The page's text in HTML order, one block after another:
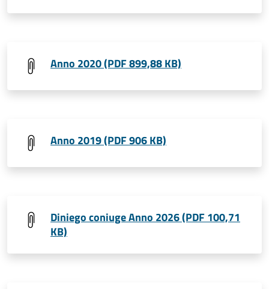
Anno 2020 (PDF 899,88 KB)
Anno 2019 (PDF 906 KB)
Diniego coniuge Anno 2026 (PDF 100,71
KB)